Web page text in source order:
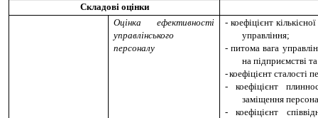
Складові оцінки
Оцінка ефективності
управлінського
персоналу
- коефіцієнт
управління;
- питома вага
на підприємстві
-коефіцієнт сталості
-
коефіцієнт
заміщення
-
коефіцієнт